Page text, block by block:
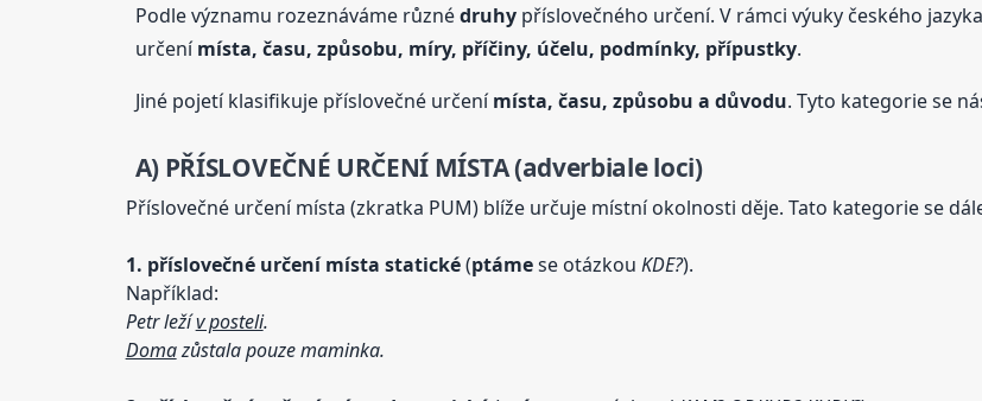
Podle významu rozeznáváme různédruhypříslovečného určení. V rámci výuky českého
určenímísta, času, způsobu, míry, příčiny, účelu, podmínky, přípustky.
Jiné pojetí klasifikuje příslovečné určenímísta, času, způsobu a důvodu. Tyto kategorie se
A) PŘÍSLOVEČNÉ URČENÍ MÍSTA (adverbiale loci)
Příslovečné určení místa (zkratka PUM) blíže určuje místní okolnosti děje. Tato kategorie se
1. příslovečné určení místa statické(ptámese otázkou KDE?).
Například:
Petr ležív posteli.
Domazůstala pouze maminka.